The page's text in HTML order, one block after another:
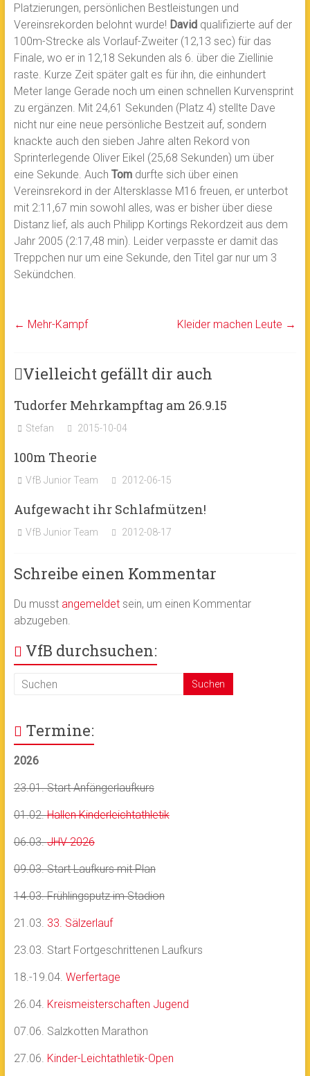
Platzierungen, persönlichen Bestleistungen und
Vereinsrekorden belohnt wurde! Davidqualifizierte auf der
100m-Strecke als Vorlauf-Zweiter (12,13 sec) für das
Finale, wo er in 12,18 Sekunden als 6. über die Ziellinie
raste. Kurze Zeit später galt es für ihn, die einhundert
Meter lange Gerade noch um einen schnellen Kurvensprint
zu ergänzen. Mit 24,61 Sekunden (Platz 4) stellte Dave
nicht nur eine neue persönliche Bestzeit auf, sondern
knackte auch den sieben Jahre alten Rekord von
Sprinterlegende Oliver Eikel (25,68 Sekunden) um über
eine Sekunde. Auch Tomdurfte sich über einen
Vereinsrekord in der Altersklasse M16 freuen, er unterbot
mit 2:11,67 min sowohl alles, was er bisher über diese
Distanz lief, als auch Philipp Kortings Rekordzeit aus dem
Jahr 2005 (2:17,48 min). Leider verpasste er damit das
Treppchen nur um eine Sekunde, den Titel gar nur um 3
Sekündchen.
← Mehr-Kampf Kleider machen Leute →
Vielleicht gefällt dir auch
Tudorfer Mehrkampftag am 26.9.15
Stefan 2015-10-04
100m Theorie
VfB Junior Team 2012-06-15
Aufgewacht ihr Schlafmützen!
VfB Junior Team 2012-08-17
Schreibe einen Kommentar
Du musst angemeldetsein, um einen Kommentar
abzugeben.
VfB durchsuchen:
Termine:
2026
23.01. Start Anfängerlaufkurs
01.02.Hallen Kinderleichtathletik
06.03.JHV 2026
09.03. Start Laufkurs mit Plan
14.03. Frühlingsputz im Stadion
21.03. 33. Sälzerlauf
23.03. Start Fortgeschrittenen Laufkurs
18.-19.04. Werfertage
26.04. Kreismeisterschaften Jugend
07.06. Salzkotten Marathon
27.06. Kinder-Leichtathletik-Open